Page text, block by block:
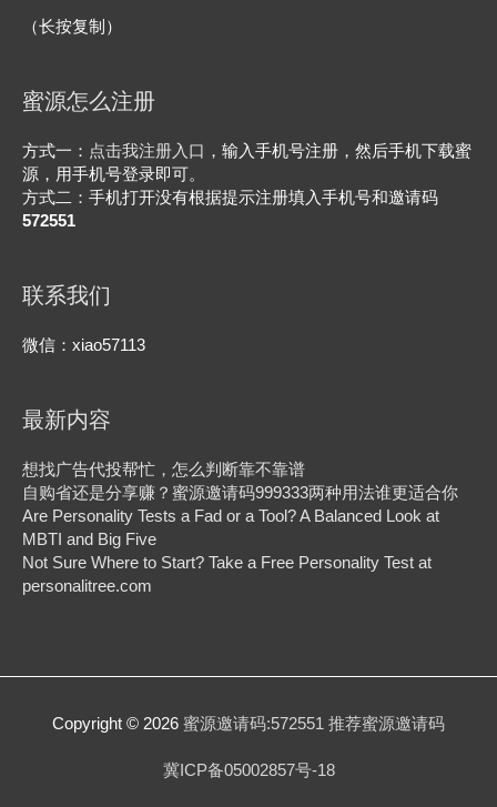
（长按复制）
蜜源怎么注册
方式一： 点击我注册入口 ，输入手机号注册，然后手机下载蜜
源，用手机号登录即可。
方式二：手机打开没有根据提示注册填入手机号和邀请码
572551
联系我们
微信：xiao57113
最新内容
想找广告代投帮忙，怎么判断靠不靠谱
自购省还是分享赚？蜜源邀请码999333两种用法谁更适合你
Are Personality Tests a Fad or a Tool? A Balanced Look at
MBTI and Big Five
Not Sure Where to Start? Take a Free Personality Test at
personalitree.com
Copyright © 2026 蜜源邀请码:572551 推荐蜜源邀请码
冀ICP备05002857号-18